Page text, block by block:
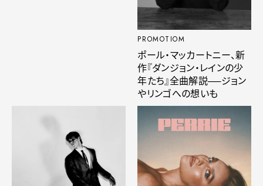
PROMOTIOM
ポール・マッカートニー、新
作『ダンジョン・レインの少
年たち』全曲解説──ジョン
やリンゴへの想いも